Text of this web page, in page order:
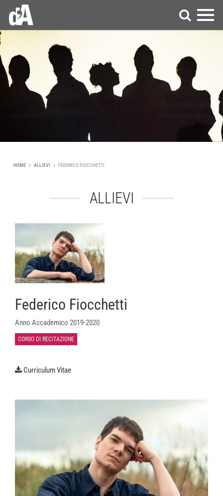
HOME ALLIEVI FEDERICO FIOCCHETTI
ALLIEVI
Federico Fiocchetti
Anno Accademico 2019-2020
CORSO DI RECITAZIONE
Curriculum Vitae